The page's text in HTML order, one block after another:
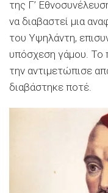
της Γ’
να διαβαστεί μια
του Υψηλάντη,
υπόσχεση γάμου. Το
την αντιμετώπισε
διαβάστηκε ποτέ.